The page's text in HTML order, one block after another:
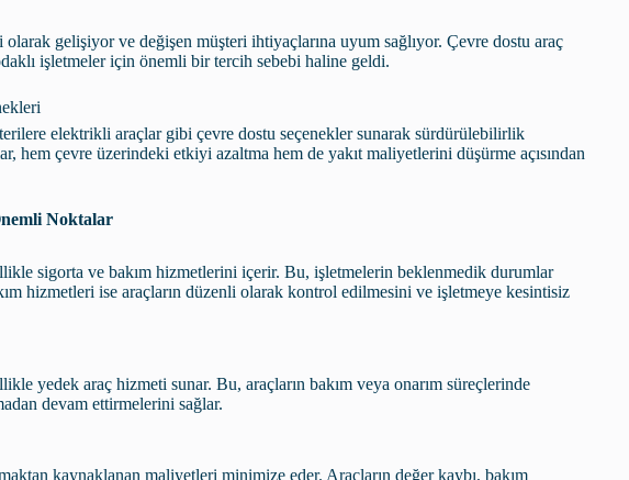
gelişiyor ve değişen müşteri ihtiyaçlarına uyum sağlıyor. Çevre dostu araç
işletmeler için önemli bir tercih sebebi haline geldi.
elektrikli araçlar gibi çevre dostu seçenekler sunarak sürdürülebilirlik
hem çevre üzerindeki etkiyi azaltma hem de yakıt maliyetlerini düşürme açısından
Noktalar
sigorta ve bakım hizmetlerini içerir. Bu, işletmelerin beklenmedik durumlar
hizmetleri ise araçların düzenli olarak kontrol edilmesini ve işletmeye kesintisiz
yedek araç hizmeti sunar. Bu, araçların bakım veya onarım süreçlerinde
devam ettirmelerini sağlar.
kaynaklanan maliyetleri minimize eder. Araçların değer kaybı, bakım